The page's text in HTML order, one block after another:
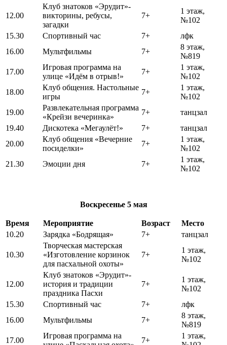
12.00
Клуб знатоков «Эрудит»-
викторины, ребусы,
загадки
7+
1 этаж,
№102
15.30
Спортивный час 7+
лфк
16.00
Мультфильмы 7+
8 этаж,
№819
17.00
Игровая программа на
улице «Идём в отрыв!»
7+
1 этаж,
№102
18.00
Клуб общения. Настольные
игры
7+
1 этаж,
№102
19.00
Развлекательная программа
«Крейзи вечеринка»
7+
танцзал
19.40
Дискотека «Мегаулёт!» 7+
танцзал
20.00
Клуб общения «Вечерние
посиделки»
7+
1 этаж,
№102
21.30
Эмоции дня 7+
1 этаж,
№102
Воскресенье 5 мая
Время Мероприятие Возраст
Место
10.20
Зарядка «Бодрящая» 7+ танцзал
10.30
Творческая мастерская
«Изготовление корзинок
для пасхальной охоты»
7+
1 этаж,
№102
12.00
Клуб знатоков «Эрудит»-
история и традиции
праздника Пасхи
7+
1 этаж,
№102
15.30
Спортивный час 7+
лфк
16.00
Мультфильмы 7+
8 этаж,
№819
17.00
Игровая программа на
7+
1 этаж,